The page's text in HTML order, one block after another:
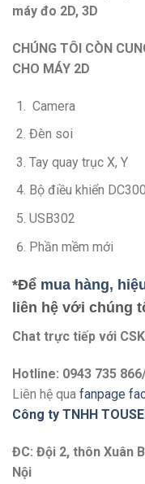
máy đo 2D, 3D
CHÚNG TÔI CÒN
CHO MÁY 2D
Camera
Đèn soi
Tay quay trục X, Y
Bộ điều khiển
USB302
Phần mềm mới
*Để mua hàng,
liên hệ với chúng
Chat trực tiếp với
Hotline: 0943 735
Liên hệ qua fanpage
Công ty TNHH
ĐC: Đội 2, thôn Xuân
Nội